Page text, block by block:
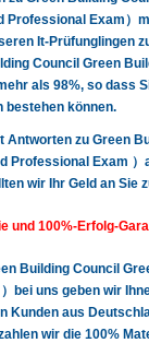
Professional Exam
It-Prüfunglingen
Council Green
als 98%, so dass
bestehen können.
Antworten zu Green
Professional Exam
wir Ihr Geld an Sie
und 100%-Erfolg-
Building Council
bei uns geben wir
Kunden aus
wir die 100%